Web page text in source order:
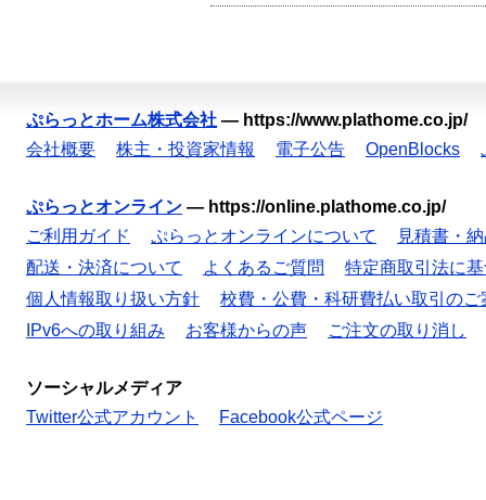
ぷらっとホーム株式会社 — https://www.plathome.co.jp/
会社概要
株主・投資家情報 電子公告 OpenBlocks
ぷらっとオンライン — https://online.plathome.co.jp/
ご利用ガイド
ぷらっとオンラインについて
見積書・
配送・決済について
よくあるご質問
特定商取引法に
個人情報取り扱い方針
校費・公費・科研費払い取引のご
IPv6への取り組み
お客様からの声 ご注文の取り消し
ソーシャルメディア
Twitter公式アカウント
Facebook公式ページ